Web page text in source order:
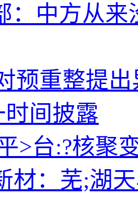
：中方从
预重整提
时间披露
>台:?核聚
材：芜;湖